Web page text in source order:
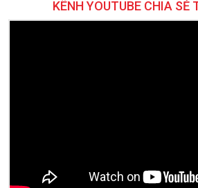
KÊNH YOUTUBE CHIA SẺ